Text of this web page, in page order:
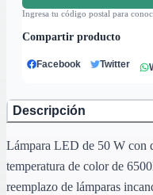
Ingresa tu código postal para
Compartir producto
Facebook Twitter
Descripción
Lámpara LED de 50 W con
temperatura de color de
reemplazo de lámparas